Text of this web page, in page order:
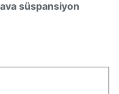
süspansiyon